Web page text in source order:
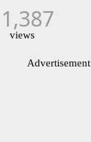
views
Advertisement